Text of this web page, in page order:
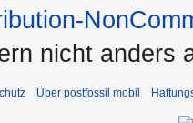
nicht anders
Über postfossil mobil